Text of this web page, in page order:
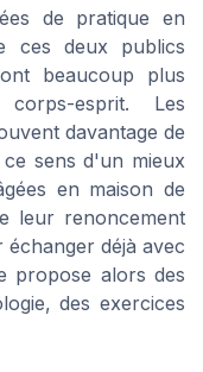
de pratique en
ces deux publics
beaucoup plus
esprit. Les
davantage de
sens d'un mieux
en maison de
leur renoncement
déjà avec
propose alors des
des exercices